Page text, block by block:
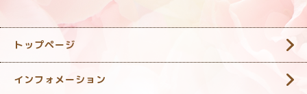
トップページ
インフォメーション